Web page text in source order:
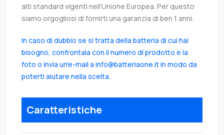
alti standard vigenti nell’Unione Europea. Per questo
siamo orgogliosi di fornirti una garanzia di ben 1 anni.
In caso di dubbio se si tratta della batteria di cui hai
bisogno, confrontala con il numero di prodotto e la
foto o invia un'e-mail a info@batteriaone.it in modo da
poterti aiutare nella scelta.
Caratteristiche